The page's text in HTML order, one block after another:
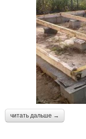
читать дальше →